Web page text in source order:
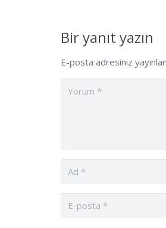
Bir yanıt yazın
E-posta adresiniz